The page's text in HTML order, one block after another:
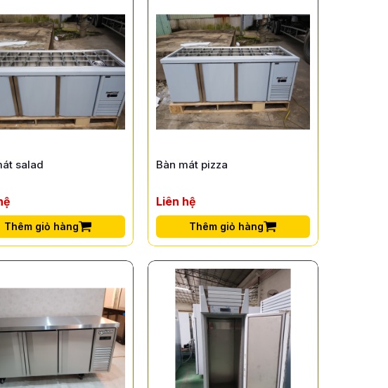
salad
Thêm giỏ hàng
Bàn mát pizza
Liên hệ
Thêm giỏ hàng